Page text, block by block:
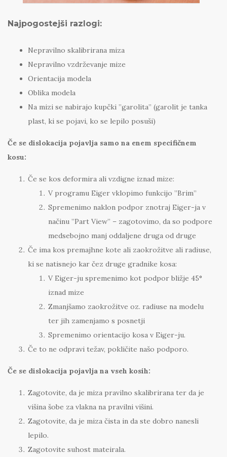
Najpogostejši razlogi:
Nepravilno skalibrirana miza
Nepravilno vzdrževanje mize
Orientacija modela
Oblika modela
Na mizi se nabirajo kupčki ”garolita” (garolit je tanka
plast, ki se pojavi, ko se lepilo posuši)
Če se dislokacija pojavlja samo na enem specifičnem
kosu:
Če se kos deformira ali vzdigne iznad mize:
V programu Eiger vklopimo funkcijo ”Brim”
Spremenimo naklon podpor znotraj Eiger-ja v
načinu ”Part View” – zagotovimo, da so podpore
medsebojno manj oddaljene druga od druge
Če ima kos premajhne kote ali zaokrožitve ali radiuse,
ki se natisnejo kar čez druge gradnike kosa:
V Eiger-ju spremenimo kot podpor bližje 45°
iznad mize
Zmanjšamo zaokrožitve oz. radiuse na modelu
ter jih zamenjamo s posnetji
Spremenimo orientacijo kosa v Eiger-ju.
Če to ne odpravi težav, pokličite našo podporo.
Če se dislokacija pojavlja na vseh kosih:
Zagotovite, da je miza pravilno skalibrirana ter da je
višina šobe za vlakna na pravilni višini.
Zagotovite, da je miza čista in da ste dobro nanesli
lepilo.
Zagotovite suhost mateirala.